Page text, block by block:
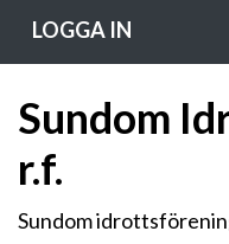
LOGGA IN
Sundom
r.f.
Sundom